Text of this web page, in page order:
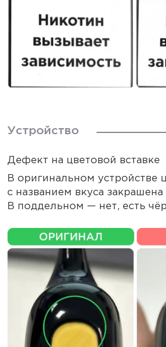
Устройство
Дефект на цветовой вставке
В оригинальном устройстве
с названием вкуса
В поддельном — нет, есть